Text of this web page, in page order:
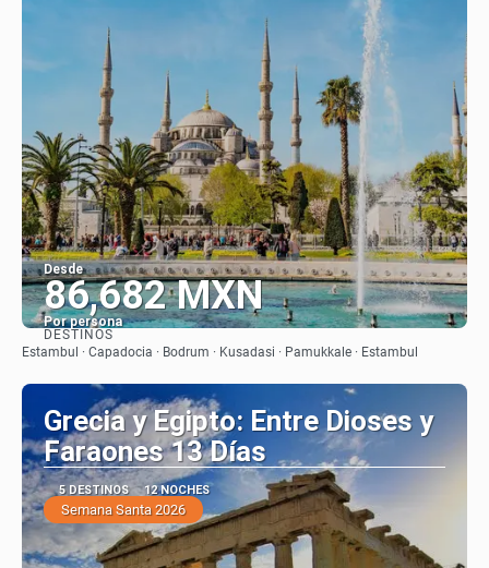
Desde
86,682 MXN
Por persona
Ver
DESTINOS
Estambul · Capadocia · Bodrum · Kusadasi · Pamukkale · Estambul
Grecia y Egipto: Entre Dioses y
Faraones 13 Días
5 DESTINOS 12 NOCHES
Semana Santa 2026